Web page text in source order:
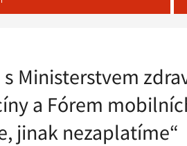
s Ministerstvem
a Fórem
jinak nezaplatíme“